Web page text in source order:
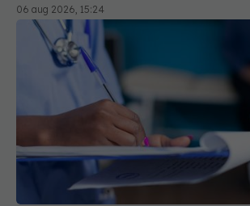
06 aug 2026, 15:24